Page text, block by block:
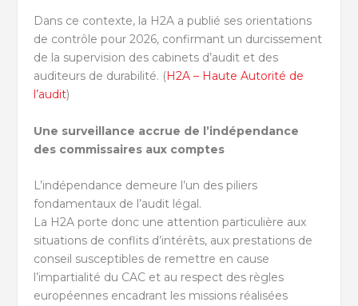
Dans ce contexte, la H2A a publié ses orientations
de contrôle pour 2026, confirmant un durcissement
de la supervision des cabinets d’audit et des
auditeurs de durabilité. (H2A – Haute Autorité de
l’audit)
Une surveillance accrue de l’indépendance
des commissaires aux comptes
L’indépendance demeure l’un des piliers
fondamentaux de l’audit légal.
La H2A porte donc une attention particulière aux
situations de conflits d’intérêts, aux prestations de
conseil susceptibles de remettre en cause
l’impartialité du CAC et au respect des règles
européennes encadrant les missions réalisées